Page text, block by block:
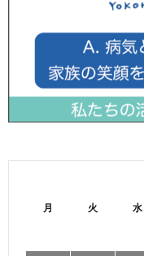
月 火 水